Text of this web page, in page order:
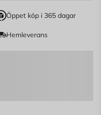
Öppet köp i 365 dagar
Hemleverans